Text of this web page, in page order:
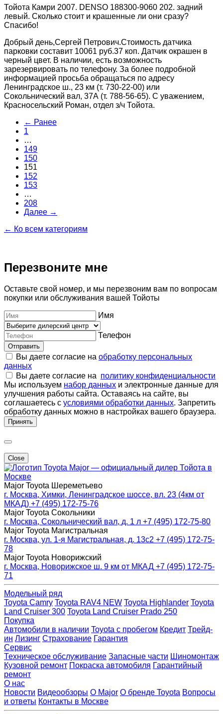
Тойота Камри 2007. DENSO 188300-9060 202. задний
левый. Сколько стоит и крашенные ли они сразу?
Спасибо!
Добрый день,Сергей Петрович.Стоимость датчика
парковки составит 10061 руб.37 коп. Датчик окрашен в
черный цвет. В наличии, есть возможность
зарезервировать по телефону. За более подробной
информацией просьба обращаться по адресу
Ленинградское ш., 23 км (т. 730-22-00) или
Сокольнический вал, 37А (т. 788-56-65). С уважением,
Красносельский Роман, отдел з/ч Тойота.
← Ранее
1
…
149
150
151
152
153
…
208
Далее →
← Ко всем категориям
Перезвоните мне
Оставьте свой номер, и мы перезвоним вам по вопросам
покупки или обслуживания вашей Тойоты
Имя
Телефон
Отправить
Вы даете согласие на обработку персональных
данных
Вы даете согласие на политику конфиденциальности
Мы используем набор данных и электронные данные для
улучшения работы сайта. Оставаясь на сайте, вы
соглашаетесь с условиями обработки данных. Запретить
обработку данных можно в настройках вашего браузера.
Принять
Close
Major — официальный дилер Тойота в
Москве
Major Toyota Шереметьево
г. Москва, Химки, Ленинградское шоссе, вл. 23 (4км от
МКАД) +7 (495) 172-75-76
Major Toyota Сокольники
г. Москва, Сокольнический вал, д. 1 л +7 (495) 172-75-80
Major Toyota Магистральная
г. Москва, ул. 1-я Магистральная, д. 13с2 +7 (495) 172-75-
78
Major Toyota Новорижский
г. Москва, Новорижское ш. 9 км от МКАД +7 (495) 172-75-
71
Модельный ряд
Toyota Camry Toyota RAV4 NEW Toyota Highlander Toyota
Land Cruiser 300 Toyota Land Cruiser Prado 250
Покупка
Автомобили в наличии Toyota с пробегом Кредит Трейд-
ин Лизинг Страхование Гарантия
Сервис
Техническое обслуживание Запасные части Шиномонтаж
Кузовной ремонт Покраска автомобиля Гарантийный
ремонт
О нас
Новости Видеообзоры О Major О бренде Toyota Вопросы
и ответы Контакты в Москве